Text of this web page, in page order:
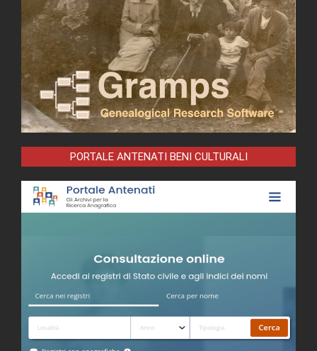
PORTALE ANTENATI BENI CULTURALI